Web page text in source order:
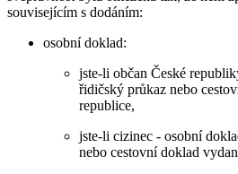
souvisejícím s dodáním:
osobní doklad:
jste-li občan České
řidičský průkaz nebo
republice,
jste-li cizinec - osobní
nebo cestovní doklad